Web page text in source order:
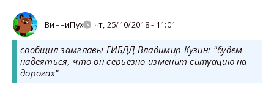
ВинниПух чт, 25/10/2018 - 11:01
сообщил замглавы ГИБДД Владимир Кузин: "будем
надеяться, что он серьезно изменит ситуацию на
дорогах"